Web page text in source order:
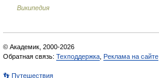
Википедия
© Академик, 2000-2026
Обратная связь: Техподдержка Реклама на сайте
👣 Путешествия